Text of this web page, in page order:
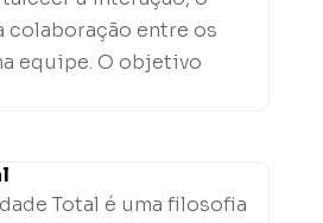
colaboração entre os
equipe. O objetivo
Total é uma filosofia